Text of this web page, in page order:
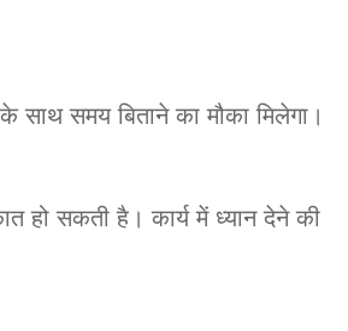
साथ समय बिताने का मौका मिलेगा।
हो सकती है। कार्य में ध्यान देने की